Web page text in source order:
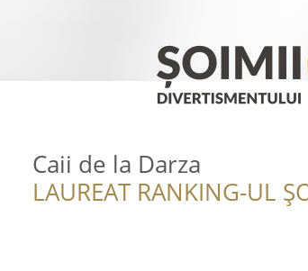
Caii de la Darza
LAUREAT RANKING-UL